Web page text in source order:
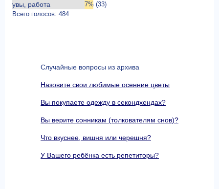
увы, работа
7% (33)
Всего голосов: 484
Случайные вопросы из архива
Назовите свои любимые осенние цветы
Вы покупаете одежду в секондхендах?
Вы верите сонникам (толкователям снов)?
Что вкуснее, вишня или черешня?
У Вашего ребёнка есть репетиторы?